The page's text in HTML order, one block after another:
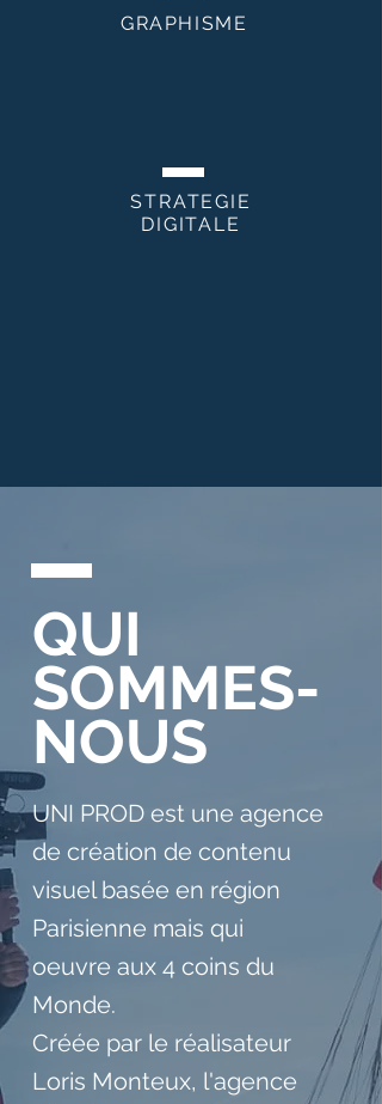
GRAPHISME
STRATEGIE
DIGITALE
QUI
SOMMES-
NOUS
UNI PROD est une agence
de création de contenu
visuel basée en région
Parisienne mais qui
oeuvre aux 4 coins du
Monde.
Créée par le réalisateur
Loris Monteux, l'agence